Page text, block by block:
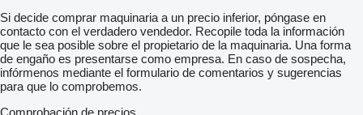
Si decide comprar maquinaria a un precio inferior, póngase en
contacto con el verdadero vendedor. Recopile toda la información
que le sea posible sobre el propietario de la maquinaria. Una forma
de engaño es presentarse como empresa. En caso de sospecha,
infórmenos mediante el formulario de comentarios y sugerencias
para que lo comprobemos.